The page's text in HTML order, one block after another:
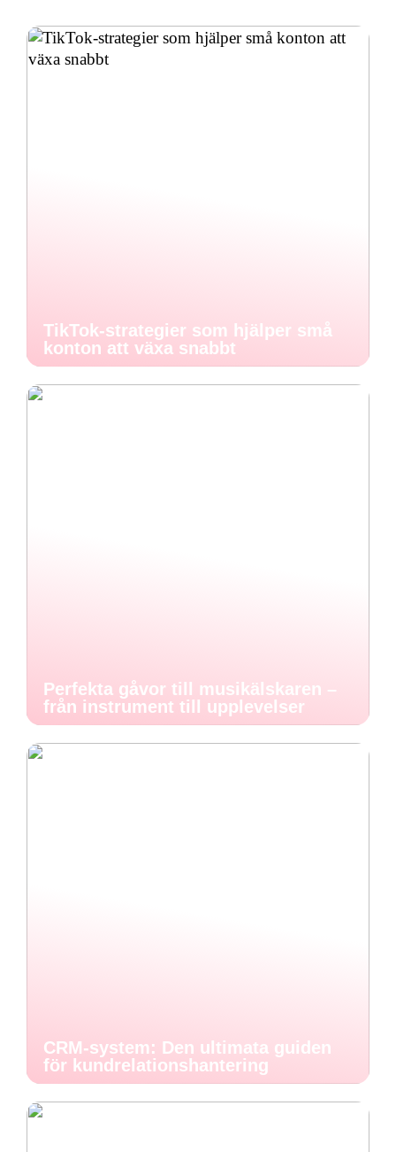
TikTok-strategier som hjälper små
konton att växa snabbt
Perfekta gåvor till musikälskaren –
från instrument till upplevelser
CRM-system: Den ultimata guiden
för kundrelationshantering